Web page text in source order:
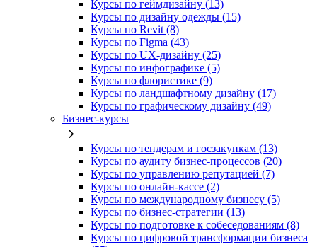
Курсы по геймдизайну (13)
Курсы по дизайну одежды (15)
Курсы по Revit (8)
Курсы по Figma (43)
Курсы по UX‑дизайну (25)
Курсы по инфографике (5)
Курсы по флористике (9)
Курсы по ландшафтному дизайну (17)
Курсы по графическому дизайну (49)
Бизнес-курсы
Курсы по тендерам и госзакупкам (13)
Курсы по аудиту бизнес-процессов (20)
Курсы по управлению репутацией (7)
Курсы по онлайн-кассе (2)
Курсы по международному бизнесу (5)
Курсы по бизнес-стратегии (13)
Курсы по подготовке к собеседованиям (8)
Курсы по цифровой трансформации бизнеса